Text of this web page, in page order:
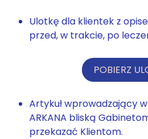
Ulotkę dla klientek z
przed, w trakcie, po
POBIERZ
Artykuł wprowadzający
ARKANA bliską
przekazać Klientom.